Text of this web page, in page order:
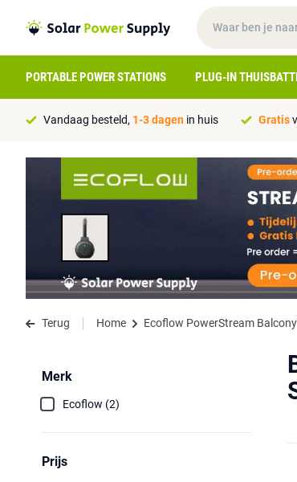
PORTABLE POWER STATIONS PLUG-IN
Vandaag besteld, 1-3 dagen in huis Gratis
Terug Home Ecoflow PowerStream
Merk
Ecoflow (2)
Prijs